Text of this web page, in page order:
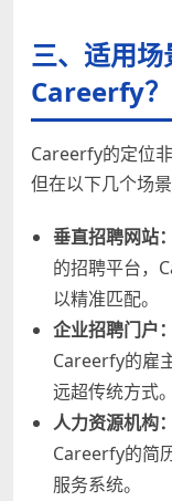
三、适用
Careerfy？
Careerfy的定位
但在以下几个场
垂直招聘网站：
的招聘平台，
以精准匹配。
企业招聘门户：
Careerfy的雇
远超传统方式。
人力资源机构：
Careerfy的简
服务系统。